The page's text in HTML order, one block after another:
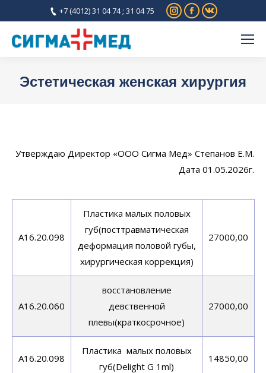
+7 (4012) 31 04 74 ; 31 04 75 Instagram
FacebookВконтакте
Эстетическая женская хирургия
Утверждаю Директор «ООО Сигма Мед» Степанов Е.М.
Дата 01.05.2026г.
A16.20.098
Пластика малых половых
губ(посттравматическая
деформация половой губы,
хирургическая коррекция)
27000,00
A16.20.060
восстановление
девственной
плевы(краткосрочное)
27000,00
A16.20.098
Пластика малых половых
губ(Delight G 1ml)
14850,00